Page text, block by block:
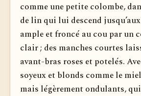
comme une petite colombe,
de lin qui lui descend
ample et froncé au cou par un
clair ; des manches courtes
avant-bras roses et potelés.
soyeux et blonds comme le
mais légèrement ondulants,